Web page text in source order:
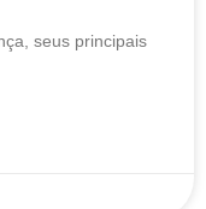
seus principais